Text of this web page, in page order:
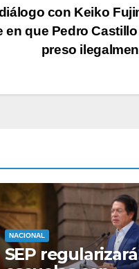
con Keiko
en que Pedro
preso
NACIONAL
SEP regularizará